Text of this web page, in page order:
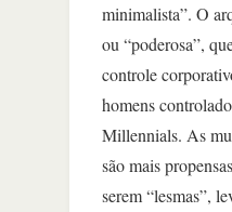
minimalista”. O
ou “poderosa”,
controle
homens
Millennials. As
são mais
serem “lesmas”,